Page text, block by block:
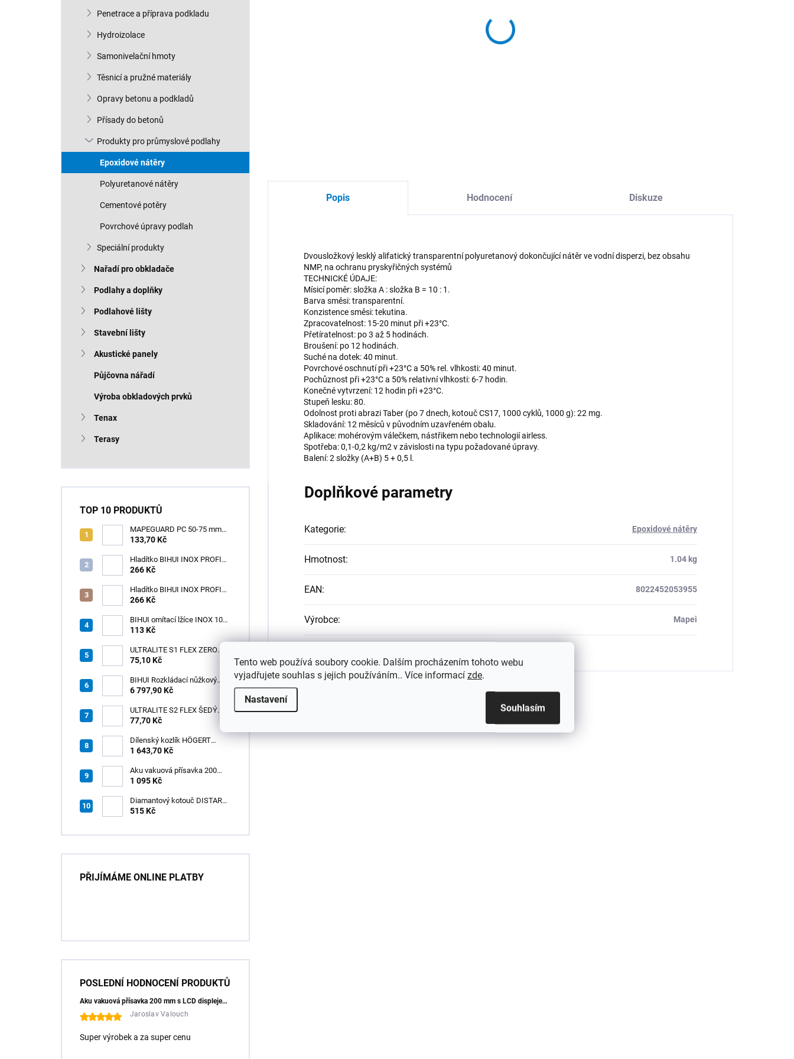
Tento web používá soubory cookie. Dalším procházením tohoto webu
vyjadřujete souhlas s jejich používáním.. Více informací zde.
Nastavení
Souhlasím
Penetrace a příprava podkladu
Hydroizolace
Samonivelační hmoty
Těsnicí a pružné materiály
Opravy betonu a podkladů
Přísady do betonů
Produkty pro průmyslové podlahy
Epoxidové nátěry
Polyuretanové nátěry
Cementové potěry
Povrchové úpravy podlah
Speciální produkty
Nařadí pro obkladače
Podlahy a doplňky
Podlahové lišty
Stavební lišty
Akustické panely
Půjčovna nářadí
Výroba obkladových prvků
Tenax
Terasy
TOP 10 PRODUKTŮ
MAPEGUARD PC 50-75 mm
(1box=25ks) /1ks
133,70 Kč
Hladítko BIHUI INOX PROFI
280 x 120 mm zub 12mm -
266 Kč
Hladítko BIHUI INOX PROFI
280 x 120 mm zub 3,2mm -
266 Kč
BIHUI omítací lžíce INOX 100
× 110 mm – měkká
113 Kč
ULTRALITE S1 FLEX ZERO
BÍLÝ NOVINKA/15kg
75,10 Kč
BIHUI Rozkládací nůžkový
pracovní stůl 221×113×73 cm
6 797,90 Kč
ULTRALITE S2 FLEX ŠEDÝ
/15kg
77,70 Kč
Dílenský kozlík HÖGERT
HT7G551
1 643,70 Kč
Aku vakuová přísavka 200
mm s LCD displejem (150 kg)
1 095 Kč
Diamantový kotouč DISTAR
GREEN CUT
515 Kč
PŘIJÍMÁME ONLINE PLATBY
POSLEDNÍ HODNOCENÍ PRODUKTŮ
Aku vakuová přísavka 200 mm s LCD displejem (150 kg) - HÖGERT HT3B355
Jaroslav Valouch
Super výrobek a za super cenu
Popis Hodnocení Diskuze
Dvousložkový lesklý alifatický transparentní polyuretanový dokončující nátěr ve vodní disperzi, bez obsahu
NMP, na ochranu pryskyřičných systémů
TECHNICKÉ ÚDAJE:
Mísicí poměr: složka A : složka B = 10 : 1.
Barva směsi: transparentní.
Konzistence směsi: tekutina.
Zpracovatelnost: 15-20 minut při +23°C.
Přetíratelnost: po 3 až 5 hodinách.
Broušení: po 12 hodinách.
Suché na dotek: 40 minut.
Povrchové oschnutí při +23°C a 50% rel. vlhkosti: 40 minut.
Pochůznost při +23°C a 50% relativní vlhkosti: 6-7 hodin.
Konečné vytvrzení: 12 hodin při +23°C.
Stupeň lesku: 80.
Odolnost proti abrazi Taber (po 7 dnech, kotouč CS17, 1000 cyklů, 1000 g): 22 mg.
Skladování: 12 měsíců v původním uzavřeném obalu.
Aplikace: mohérovým válečkem, nástřikem nebo technologií airless.
Spotřeba: 0,1-0,2 kg/m2 v závislosti na typu požadované úpravy.
Balení: 2 složky (A+B) 5 + 0,5 l.
Doplňkové parametry
Kategorie: Epoxidové nátěry
Hmotnost: 1.04 kg
EAN: 8022452053955
Výrobce: Mapei